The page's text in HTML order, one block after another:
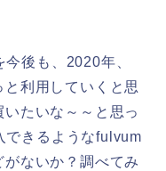
後も、2020年、
利用していくと思
たいな～～と思っ
できるようなfulvum
ないか？調べてみ